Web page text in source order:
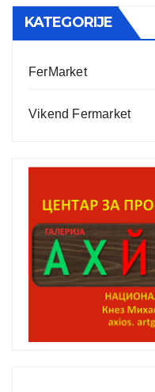
KATEGORIJE
FerMarket
Vikend Fermarket